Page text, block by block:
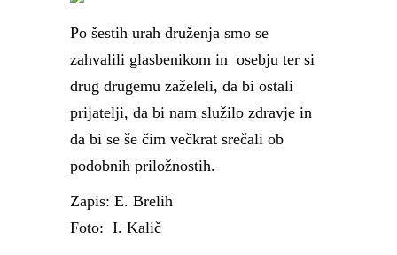
Po šestih urah druženja smo se
zahvalili glasbenikom in osebju ter si
drug drugemu zaželeli, da bi ostali
prijatelji, da bi nam služilo zdravje in
da bi se še čim večkrat srečali ob
podobnih priložnostih.
Zapis: E. Brelih
Foto: I. Kalič